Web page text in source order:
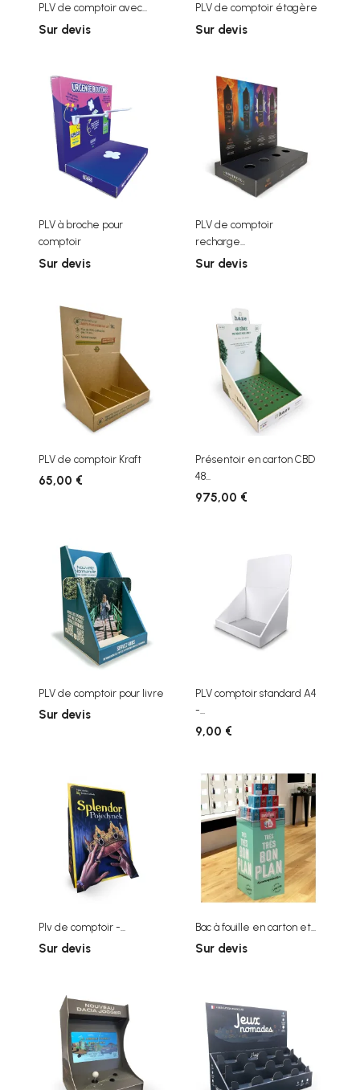
PLV de comptoir avec...
Sur devis
PLV de comptoir étagère
Sur devis
PLV à broche pour
comptoir
Sur devis
PLV de comptoir
recharge...
Sur devis
PLV de comptoir Kraft
65,00 €
Présentoir en carton CBD
48...
975,00 €
PLV de comptoir pour livre
Sur devis
PLV comptoir standard A4
-...
9,00 €
Plv de comptoir -...
Sur devis
Bac à fouille en carton et...
Sur devis